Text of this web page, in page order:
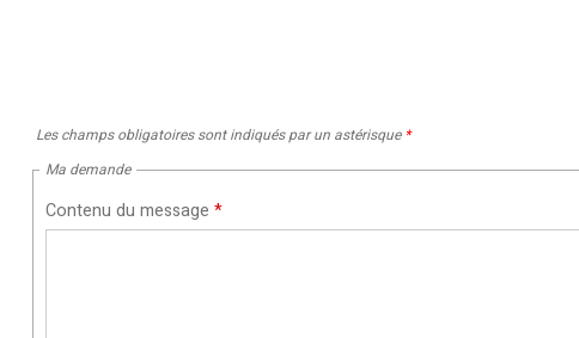
Les champs obligatoires sont indiqués par un astérisque *
Ma demande
Contenu du message *